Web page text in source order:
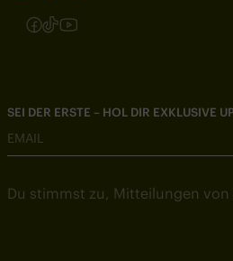
Folgen Sie uns auf Instagram
Folgen Sie uns auf Facebook
Folgen Sie uns auf TikTok
Folgen Sie uns auf
SEI DER ERSTE – HOL DIR EXKLUSIVE
EMAIL
Du stimmst zu, Mitteilungen